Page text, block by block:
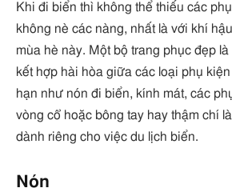
Khi đi biển thì không thể thiếu các
không nè các nàng, nhất là với khí
mùa hè này. Một bộ trang phục đẹp
kết hợp hài hòa giữa các loại phụ
hạn như nón đi biển, kính mát, các
vòng cổ hoặc bông tay hay thậm chí
dành riêng cho việc du lịch biển.
Nón